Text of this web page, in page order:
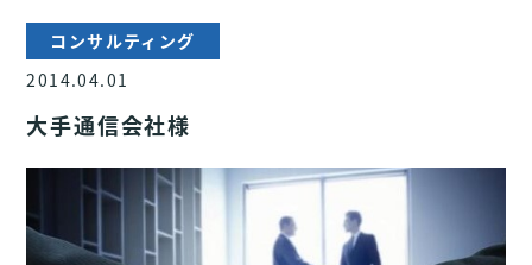
コンサルティング
2014.04.01
大手通信会社様